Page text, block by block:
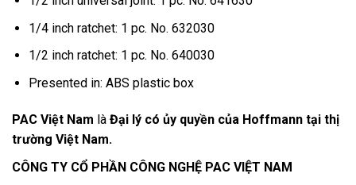
1/4 inch ratchet: 1 pc. No. 632030
1/2 inch ratchet: 1 pc. No. 640030
Presented in: ABS plastic box
PAC Việt Nam là Đại lý có ủy quyền của Hoffmann tại thị
trường Việt Nam.
CÔNG TY CỔ PHẦN CÔNG NGHỆ PAC VIỆT NAM